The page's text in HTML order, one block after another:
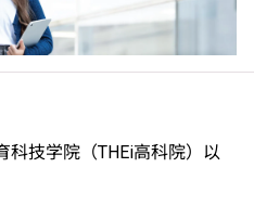
成绩达E级或以上亦会被接
等同香港中学文凭考试科目
其中一科为公民与社会发展
科目（包括中国语文和英国
科技学院（THEi高科院）以